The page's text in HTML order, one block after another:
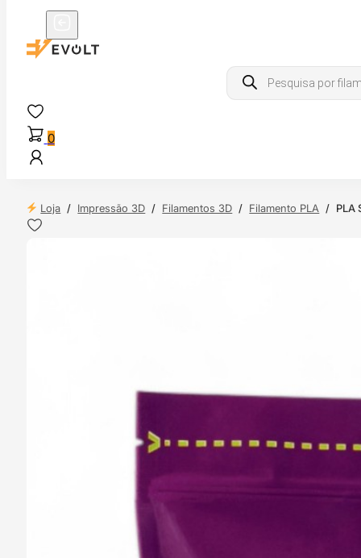
Products
search
0
Loja / Impressão 3D / Filamentos 3D / Filamento PLA / PLA